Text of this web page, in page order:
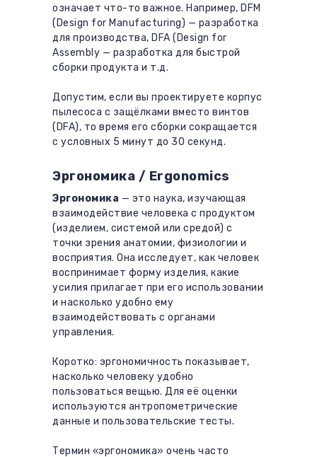
означает что-то важное. Например, DFM
(Design for Manufacturing) — разработка
для производства, DFA (Design for
Assembly — разработка для быстрой
сборки продукта и т.д.
Допустим, если вы проектируете корпус
пылесоса с защёлками вместо винтов
(DFA), то время его сборки сокращается
с условных 5 минут до 30 секунд.
Эргономика / Ergonomics
Эргономика — это наука, изучающая
взаимодействие человека с продуктом
(изделием, системой или средой) с
точки зрения анатомии, физиологии и
восприятия. Она исследует, как человек
воспринимает форму изделия, какие
усилия прилагает при его использовании
и насколько удобно ему
взаимодействовать с органами
управления.
Коротко: эргономичность показывает,
насколько человеку удобно
пользоваться вещью. Для её оценки
используются антропометрические
данные и пользовательские тесты.
Термин «эргономика» очень часто